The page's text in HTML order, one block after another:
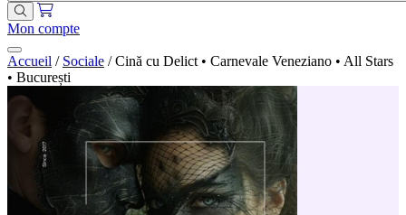
Mon compte
Accueil / Sociale / Cină cu Delict • Carnevale Veneziano • All Stars
• București